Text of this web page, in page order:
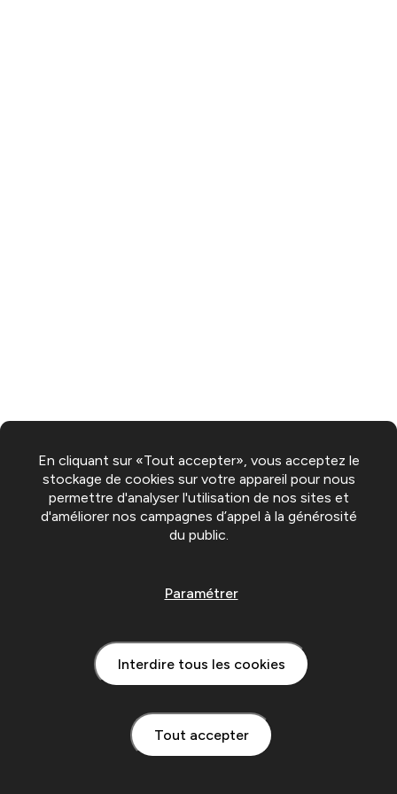
En cliquant sur «Tout accepter», vous acceptez le
stockage de cookies sur votre appareil pour nous
permettre d'analyser l'utilisation de nos sites et
d'améliorer nos campagnes d’appel à la générosité
du public.
Tout accepter
Interdire tous les cookies
Paramétrer